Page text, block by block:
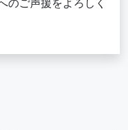
のご声援をよろしく